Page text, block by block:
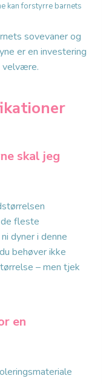
kan forstyrre barnets
sovevaner og
er en investering
velvære.
skal jeg
fleste
dyner i denne
behøver ikke
– men tjek
en